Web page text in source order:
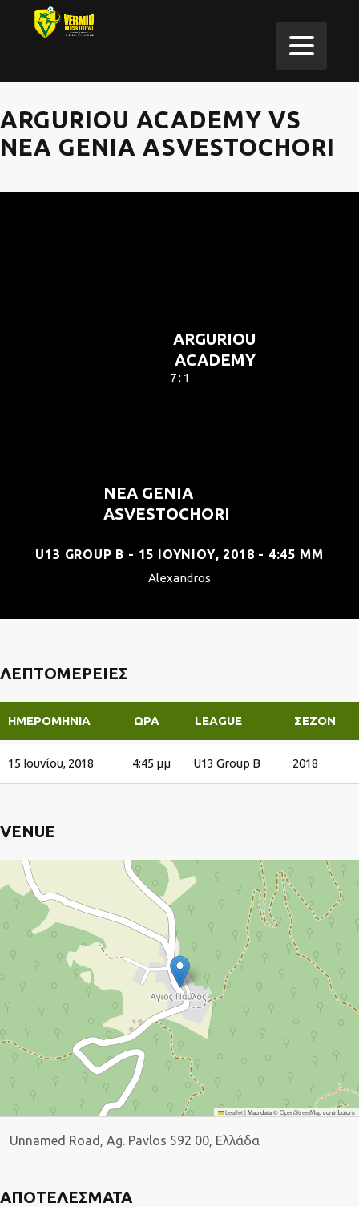
ARGURIOU ACADEMY VS
NEA GENIA ASVESTOCHORI
ARGURIOU
ACADEMY
7 : 1
NEA GENIA
ASVESTOCHORI
U13 GROUP B - 15 ΙΟΥΝΊΟΥ, 2018 - 4:45 ΜΜ
Alexandros
ΛΕΠΤΟΜΈΡΕΙΕΣ
ΗΜΕΡΟΜΗΝΊΑ ΏΡΑ LEAGUE ΣΕΖΌΝ
15 Ιουνίου, 2018 4:45 μμ U13 Group B 2018
VENUE
Leaflet|Map data ©OpenStreetMapcontributors
Unnamed Road, Ag. Pavlos 592 00, Ελλάδα
ΑΠΟΤΕΛΈΣΜΑΤΑ